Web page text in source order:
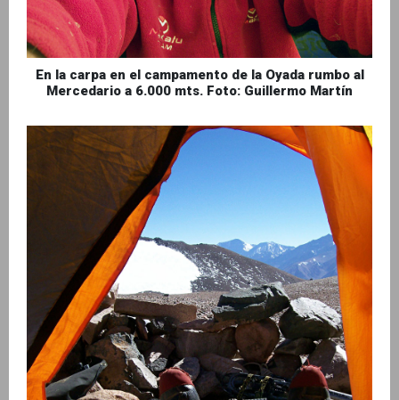
En la carpa en el campamento de la Oyada rumbo al
Mercedario a 6.000 mts. Foto: Guillermo Martín